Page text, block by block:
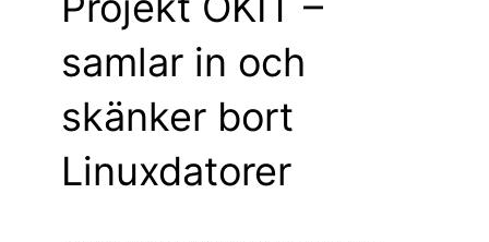
samlar in och
skänker bort
Linuxdatorer